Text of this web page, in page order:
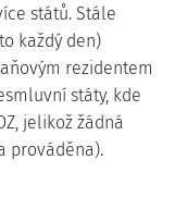
států. Stále
každý den)
rezidentem
státy, kde
jelikož žádná
prováděna).